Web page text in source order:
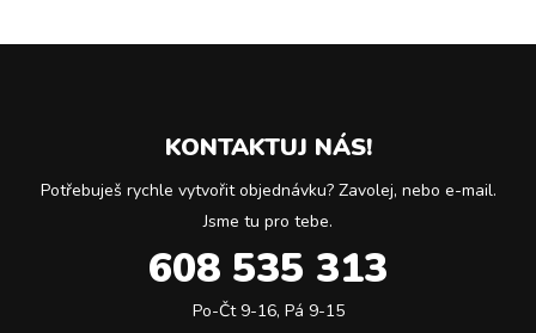
KONTAKTUJ NÁS!
Potřebuješ rychle vytvořit objednávku? Zavolej, nebo e-mail.
Jsme tu pro tebe.
608 535 313
Po-Čt 9-16, Pá 9-15